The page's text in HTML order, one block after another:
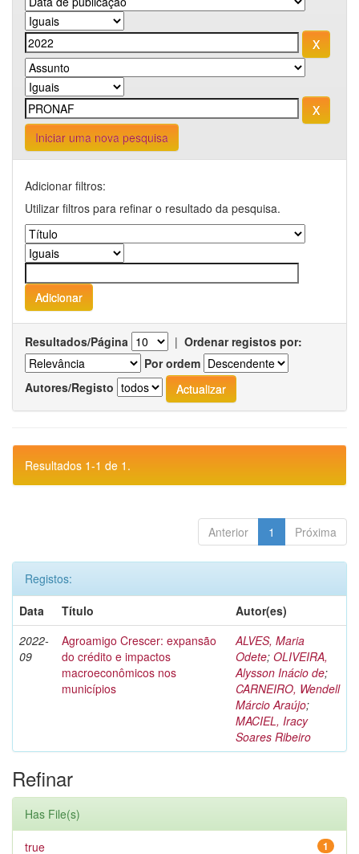
Iniciar uma nova pesquisa
Adicionar filtros:
Utilizar filtros para refinar o resultado da pesquisa.
Resultados/Página | Ordenar registos por:
Por ordem
Autores/Registo
Resultados 1-1 de 1.
Anterior 1 Próxima
Registos:
Data
Título
Autor(es)
2022-
09
Agroamigo Crescer: expansão
do crédito e impactos
macroeconômicos nos
municípios
ALVES, Maria
Odete; OLIVEIRA,
Alysson Inácio de;
CARNEIRO, Wendell
Márcio Araújo;
MACIEL, Iracy
Soares Ribeiro
Refinar
Has File(s)
1
true